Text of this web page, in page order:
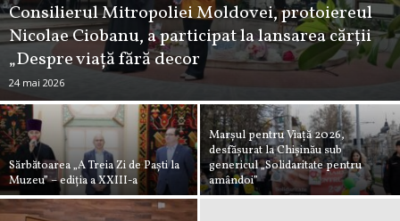
Consilierul Mitropoliei Moldovei, protoiereul
Nicolae Ciobanu, a participat la lansarea cărții
„Despre viață fără decor
24 mai 2026
Sărbătoarea „A Treia Zi de Paști la
Muzeu” – ediția a XXIII-a
Marșul pentru Viață 2026,
desfășurat la Chișinău sub
genericul „Solidaritate pentru
amândoi”